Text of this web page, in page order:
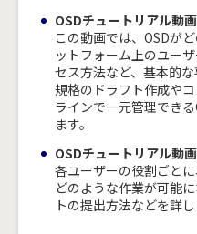
OSDチュートリアル動
この動画では、OSDが
ットフォーム上のユー
セス方法など、基本的な
規格のドラフト作成や
ラインで一元管理でき
ます。
OSDチュートリアル動
各ユーザーの役割ごと
どのような作業が可能
トの提出方法などを詳